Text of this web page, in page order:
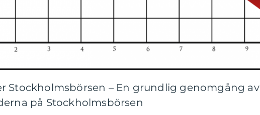
Stockholmsbörsen – En grundlig genomgång av
på Stockholmsbörsen